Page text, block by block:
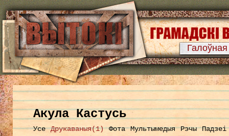
Галоўная
Акула Кастусь
Усе Друкаваныя(1) Фота Мультымедыя Рэчы Падзеі